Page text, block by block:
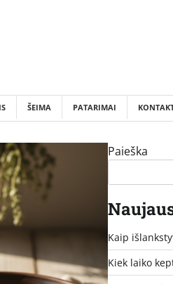
ŠEIMA PATARIMAI
Paieška
Kaip
Kiek laiko